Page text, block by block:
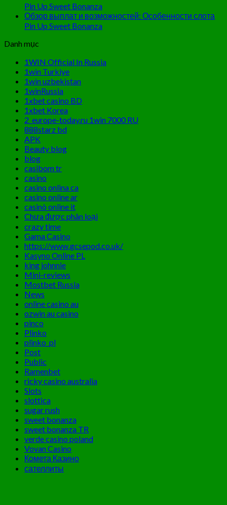
Pin Up Sweet Bonanza
Обзор выплат и возможностей: Особенности слота
Pin Up Sweet Bonanza
Danh mục
1WIN Official In Russia
1win Turkiye
1win uzbekistan
1winRussia
1xbet casino BD
1xbet Korea
2_europe-today.ru 1win 7000 RU
888starz bd
APK
Beauty blog
blog
casibom tr
casino
casino onlina ca
casino online ar
casinò online it
Chưa được phân loại
crazy time
Gama Casino
https://www.gcsepod.co.uk/
Kasyno Online PL
king johnnie
Mini-reviews
Mostbet Russia
News
online casino au
ozwin au casino
pinco
Plinko
plinko_pl
Post
Public
Ramenbet
ricky casino australia
Slots
slottica
sugar rush
sweet bonanza
sweet bonanza TR
verde casino poland
Vovan Casino
Комета Казино
сателлиты